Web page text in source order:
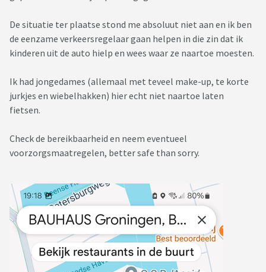
De situatie ter plaatse stond me absoluut niet aan en ik ben
de eenzame verkeersregelaar gaan helpen in die zin dat ik
kinderen uit de auto hielp en wees waar ze naartoe moesten.
Ik had jongedames (allemaal met teveel make-up, te korte
jurkjes en wiebelhakken) hier echt niet naartoe laten
fietsen.
Check de bereikbaarheid en neem eventueel
voorzorgsmaatregelen, better safe than sorry.